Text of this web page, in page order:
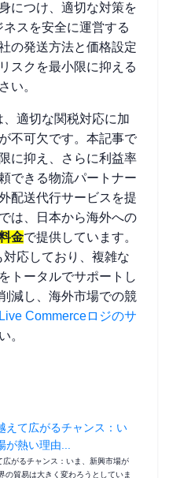
につけ、適切な対策を
スを安全に運営する
の発送方法と価格設定
スクを最小限に抑える
い。
適切な関税対応に加
不可欠です。本記事で
に抑え、さらに利益率
できる物流パートナー
配送代行サービスを提
は、日本から海外への
金で提供しています。
応しており、複雑な
トータルでサポートし
減し、海外市場での競
Live Commerceロジのサ
。
えて広がるチャンス：い
が熱い理由...
広がるチャンス：いま、新興市場が
の貿易は大きく変わろうとしていま